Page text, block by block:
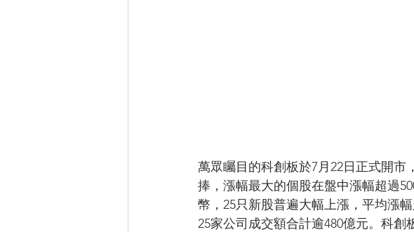
萬眾矚目的科創板於7月22日正式開市
捧，漲幅最大的個股在盤中漲幅超過
幣，25只新股普遍大幅上漲，平均漲
25家公司成交額合計逾480億元。科